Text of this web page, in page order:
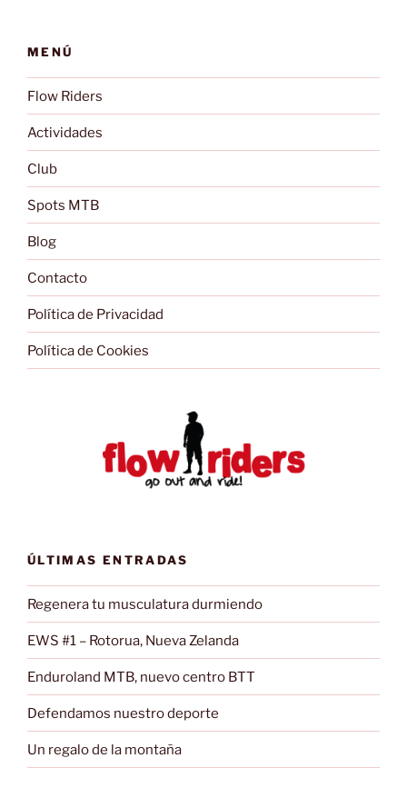
MENÚ
Flow Riders
Actividades
Club
Spots MTB
Blog
Contacto
Política de Privacidad
Política de Cookies
ÚLTIMAS ENTRADAS
Regenera tu musculatura durmiendo
EWS #1 – Rotorua, Nueva Zelanda
Enduroland MTB, nuevo centro BTT
Defendamos nuestro deporte
Un regalo de la montaña